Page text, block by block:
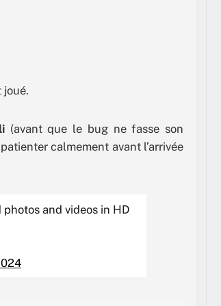
joué.
(avant que le bug ne fasse son
calmement avant l’arrivée
and videos in HD